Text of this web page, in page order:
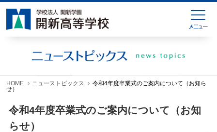
HOME ニューストピックス
令和4年度卒業式のご案内について（お知ら
せ）
令和4年度卒業式のご案内について（お知
らせ）
HOME
緊急連絡
ニューストピックス
学校生活